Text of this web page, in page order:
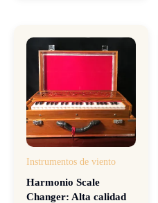
Instrumentos de viento
Harmonio Scale
Changer: Alta calidad